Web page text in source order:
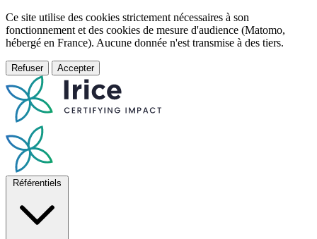
Ce site utilise des cookies strictement nécessaires à son
fonctionnement et des cookies de mesure d'audience (Matomo,
hébergé en France). Aucune donnée n'est transmise à des tiers.
Refuser Accepter
Référentiels